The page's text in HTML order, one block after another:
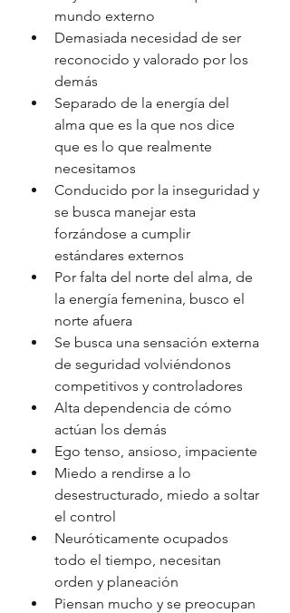
mundo externo
Demasiada necesidad de ser
reconocido y valorado por los
demás
Separado de la energía del
alma que es la que nos dice
que es lo que realmente
necesitamos
Conducido por la inseguridad y
se busca manejar esta
forzándose a cumplir
estándares externos
Por falta del norte del alma, de
la energía femenina, busco el
norte afuera
Se busca una sensación externa
de seguridad volviéndonos
competitivos y controladores
Alta dependencia de cómo
actúan los demás
Ego tenso, ansioso, impaciente
Miedo a rendirse a lo
desestructurado, miedo a soltar
el control
Neuróticamente ocupados
todo el tiempo, necesitan
orden y planeación
Piensan mucho y se preocupan